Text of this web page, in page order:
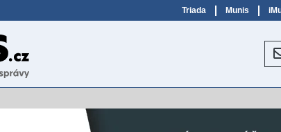
Triada Munis